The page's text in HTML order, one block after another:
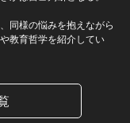
同様の悩みを抱えながら
教育哲学を紹介してい